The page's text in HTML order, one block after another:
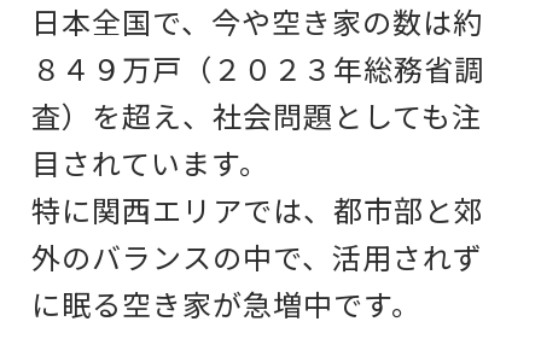
日本全国で、今や空き家の数は約
８４９万戸（２０２３年総務省調
査）を超え、社会問題としても注
目されています。
特に関西エリアでは、都市部と郊
外のバランスの中で、活用されず
に眠る空き家が急増中です。